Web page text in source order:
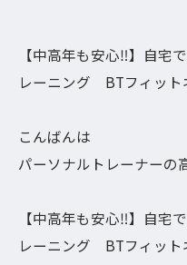
【中高年も安心‼︎】自宅
レーニング BTフィット
こんばんは
パーソナルトレーナーの
【中高年も安心‼︎】自宅
レーニング BTフィット